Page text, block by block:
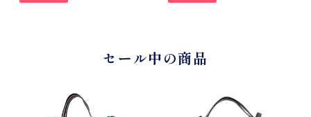
セール中の商品